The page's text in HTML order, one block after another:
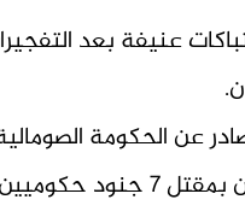
عنيفة بعد
حكوميين.